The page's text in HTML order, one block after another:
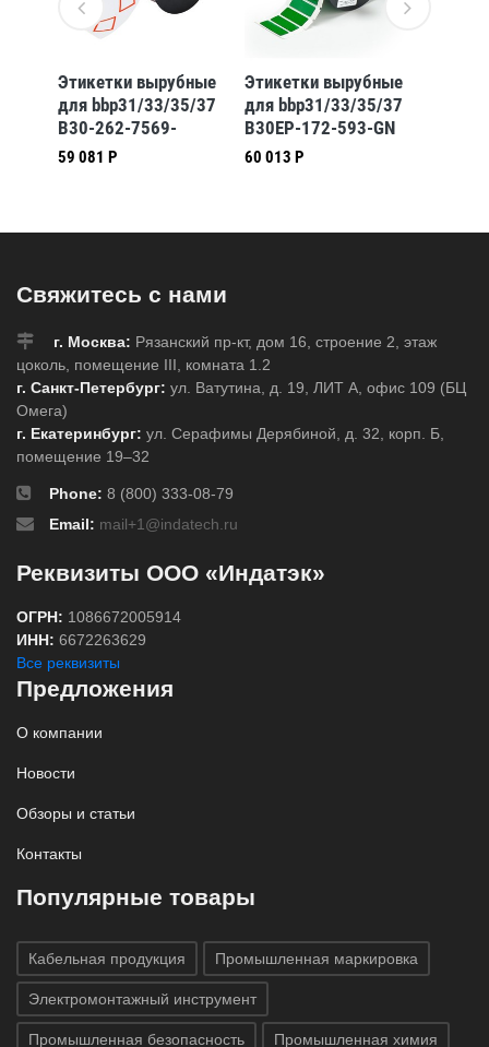
Этикетки вырубные
для bbp31/33/35/37
B30-262-7569-
CLP4A
59 081 Р
Этикетки вырубные
для bbp31/33/35/37
B30EP-172-593-GN
60 013 Р
Свяжитесь с нами
г. Москва: Рязанский пр-кт, дом 16, строение 2, этаж
цоколь, помещение III, комната 1.2
г. Санкт-Петербург: ул. Ватутина, д. 19, ЛИТ А, офис 109 (БЦ
Омега)
г. Екатеринбург: ул. Серафимы Дерябиной, д. 32, корп. Б,
помещение 19–32
Phone: 8 (800) 333-08-79
Email: mail+1@indatech.ru
Реквизиты ООО «Индатэк»
ОГРН: 1086672005914
ИНН: 6672263629
Все реквизиты
Предложения
О компании
Новости
Обзоры и статьи
Контакты
Популярные товары
Кабельная продукция Промышленная маркировка
Электромонтажный инструмент
Промышленная безопасность Промышленная химия